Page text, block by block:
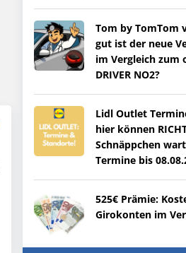
Tom by TomTom
gut ist der neue
im Vergleich zum
DRIVER NO2?
Lidl Outlet
hier können
Schnäppchen
Termine bis
525€ Prämie:
Girokonten im